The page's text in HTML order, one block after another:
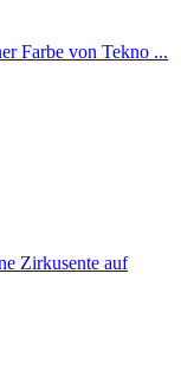
Farbe von Tekno ...
Zirkusente auf